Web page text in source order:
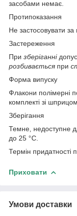
засобами немає.
Протипоказання
Не застосовувати за
Застереження
При зберіганні
розбивається при
Форма випуску
Флакони полімерні
комплекті зі
Зберігання
Темне, недоступне
до 25 °С.
Термін придатності
Приховати
Умови доставки